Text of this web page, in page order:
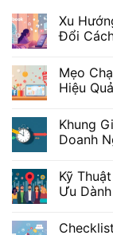
Xu
Đổi
Mẹo
Hiệu
Khung
Doanh
Kỹ
Ưu